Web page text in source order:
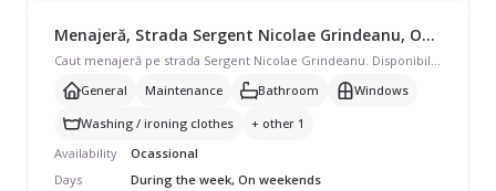
Menajeră, Strada Sergent Nicolae Grindeanu, Ocazional, începând cu 100 lei/oră
General
Maintenance Bathroom
Windows
Washing / ironing clothes
+ other 1
Availability
Ocassional
Days
During the week, On weekends